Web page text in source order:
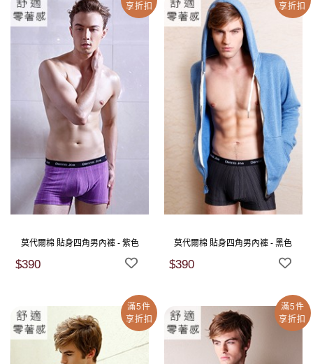
享折扣
莫代爾棉 貼身四角男內褲 - 紫色
$390
享折扣
莫代爾棉 貼身四角男內褲 - 黑色
$390
滿5件
享折扣
滿5件
享折扣